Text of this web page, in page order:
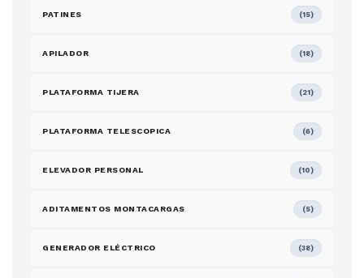
PATINES (15)
APILADOR (18)
PLATAFORMA TIJERA (21)
PLATAFORMA TELESCOPICA (6)
ELEVADOR PERSONAL (10)
ADITAMENTOS MONTACARGAS (5)
GENERADOR ELÉCTRICO (38)